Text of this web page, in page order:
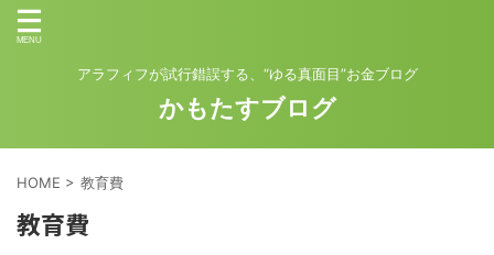
アラフィフが試行錯誤する、“ゆる真面目”お金ブログ
かもたすブログ
HOME > 教育費
教育費